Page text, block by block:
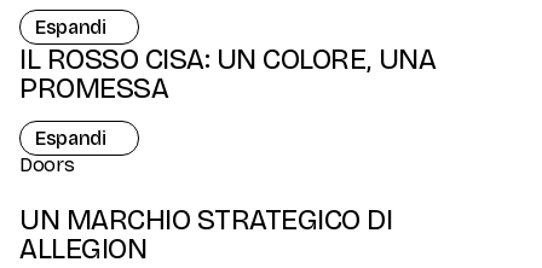
Espandi
IL ROSSO CISA: UN COLORE, UNA
PROMESSA
Espandi
Doors
UN MARCHIO STRATEGICO DI
ALLEGION